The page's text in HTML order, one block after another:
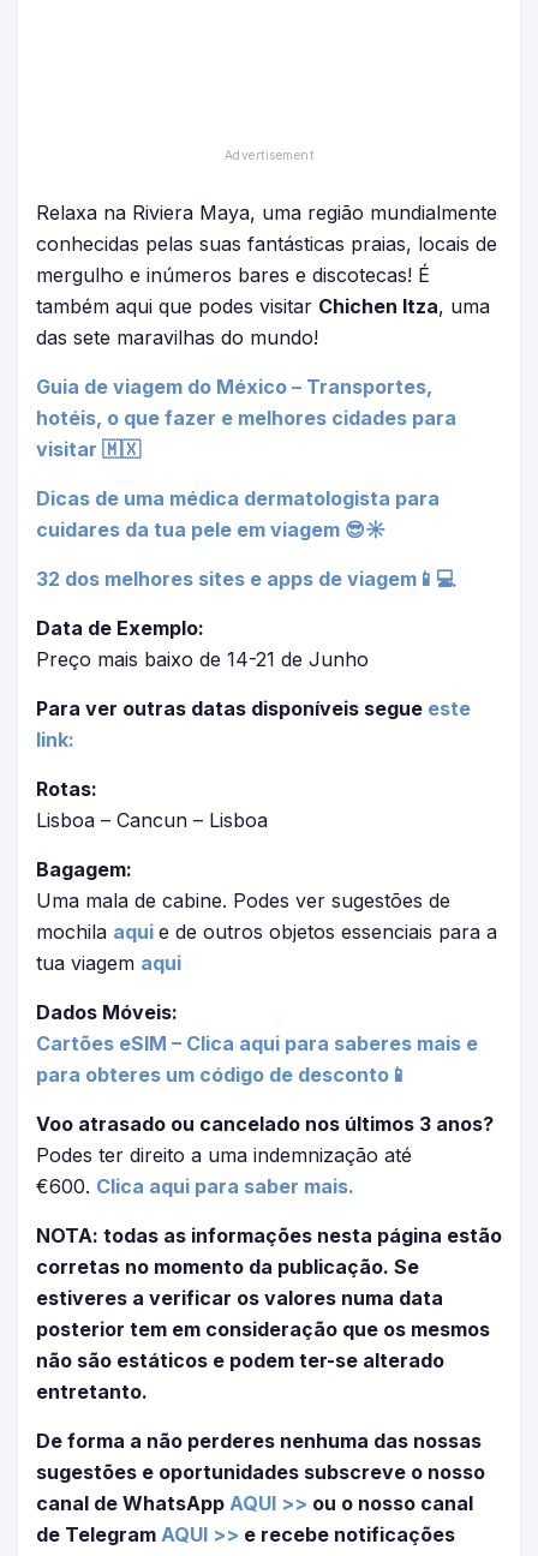
Relaxa na Riviera Maya, uma região mundialmente
conhecidas pelas suas fantásticas praias, locais de
mergulho e inúmeros bares e discotecas! É
também aqui que podes visitar Chichen Itza, uma
das sete maravilhas do mundo!
Guia de viagem do México – Transportes,
hotéis, o que fazer e melhores cidades para
visitar 🇲🇽
Dicas de uma médica dermatologista para
cuidares da tua pele em viagem 😎☀
32 dos melhores sites e apps de viagem📱💻
Data de Exemplo:
Preço mais baixo de 14-21 de Junho
Para ver outras datas disponíveis segue este
link:
Rotas:
Lisboa – Cancun – Lisboa
Bagagem:
Uma mala de cabine. Podes ver sugestões de
mochila aqui e de outros objetos essenciais para a
tua viagem aqui
Dados Móveis:
Cartões eSIM – Clica aqui para saberes mais e
para obteres um código de desconto📱
Voo atrasado ou cancelado nos últimos 3 anos?
Podes ter direito a uma indemnização até
€600. Clica aqui para saber mais.
NOTA: todas as informações nesta página estão
corretas no momento da publicação. Se
estiveres a verificar os valores numa data
posterior tem em consideração que os mesmos
não são estáticos e podem ter-se alterado
entretanto.
De forma a não perderes nenhuma das nossas
sugestões e oportunidades subscreve o nosso
canal de WhatsApp AQUI >> ou o nosso canal
de Telegram AQUI >> e recebe notificações